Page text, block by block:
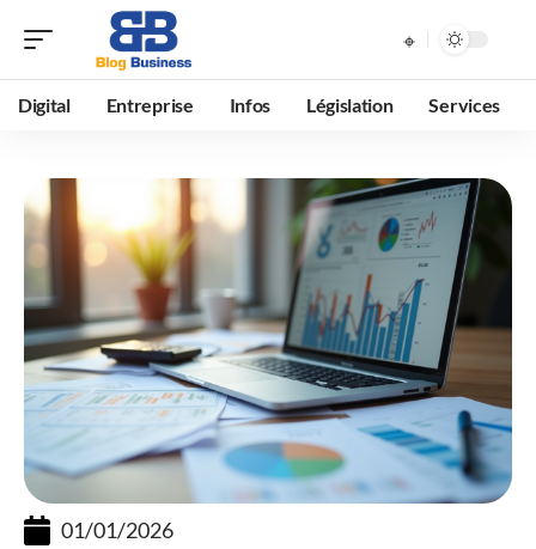
Digital Entreprise Infos Législation Services
01/01/2026